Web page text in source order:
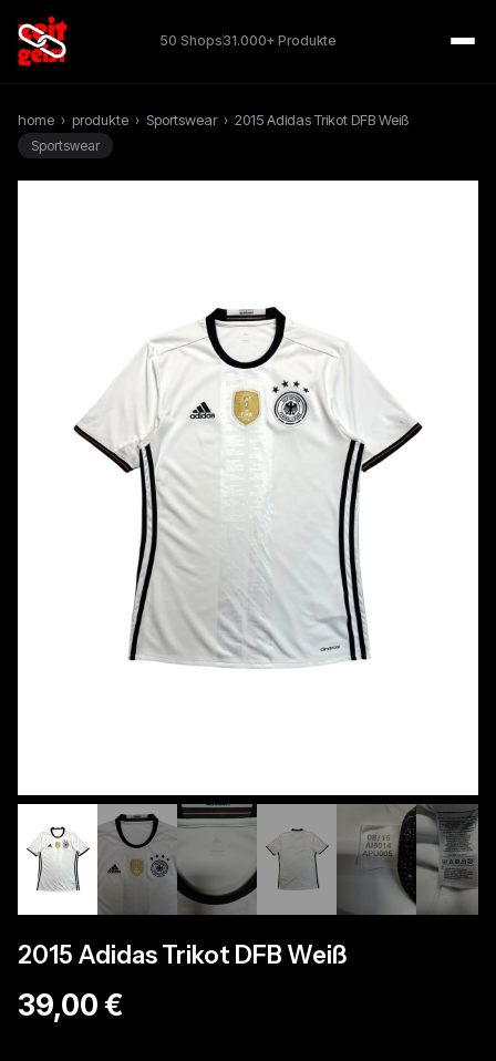
50 Shops31.000+ Produkte
home › produkte › Sportswear › 2015 Adidas Trikot DFB Weiß
Sportswear
2015 Adidas Trikot DFB Weiß
39,00 €